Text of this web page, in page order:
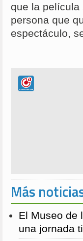
que la película
persona que
espectáculo,
Más
El Museo de
una jornada